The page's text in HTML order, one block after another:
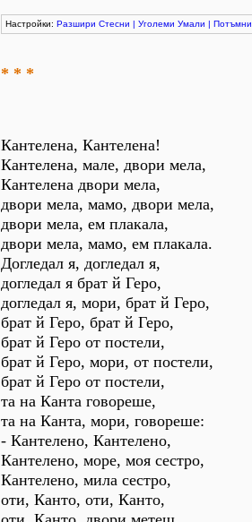
Настройки: Разшири Стесни | Уголеми Умали | Потъмни
* * *
Кантелена, Кантелена!
Кантелена, мале, двори мела,
Кантелена двори мела,
двори мела, мамо, двори мела,
двори мела, ем плакала,
двори мела, мамо, ем плакала.
Догледал я, догледал я,
догледал я брат й Геро,
догледал я, мори, брат й Геро,
брат й Геро, брат й Геро,
брат й Геро от постели,
брат й Геро, мори, от постели,
брат й Геро от постели,
та на Канта говореше,
та на Канта, мори, говореше:
- Кантелено, Кантелено,
Кантелено, море, моя сестро,
Кантелено, мила сестро,
оти, Канто, оти, Канто,